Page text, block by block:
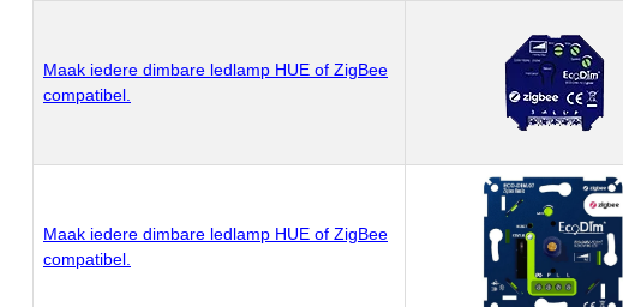
Maak iedere dimbare ledlamp HUE of ZigBee
compatibel.
Maak iedere dimbare ledlamp HUE of ZigBee
compatibel.